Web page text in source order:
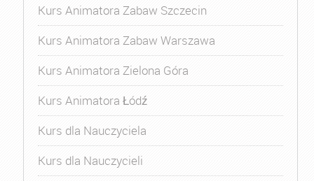
Kurs Animatora Zabaw Szczecin
Kurs Animatora Zabaw Warszawa
Kurs Animatora Zielona Góra
Kurs Animatora Łódź
Kurs dla Nauczyciela
Kurs dla Nauczycieli